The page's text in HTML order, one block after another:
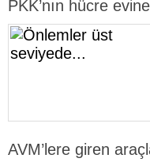
PKK’nın hücre
AVM’lere giren